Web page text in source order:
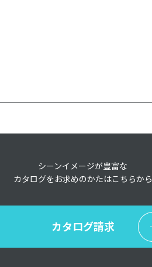
シーンイメージが豊富な
カタログをお求めのかたはこちらから
カタログ請求